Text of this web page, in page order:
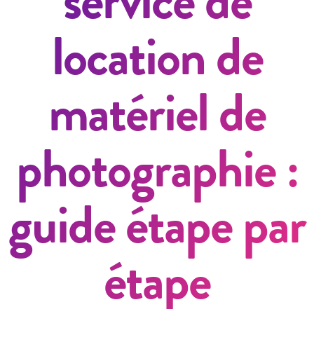
location de
matériel de
photographie :
guide étape par
étape